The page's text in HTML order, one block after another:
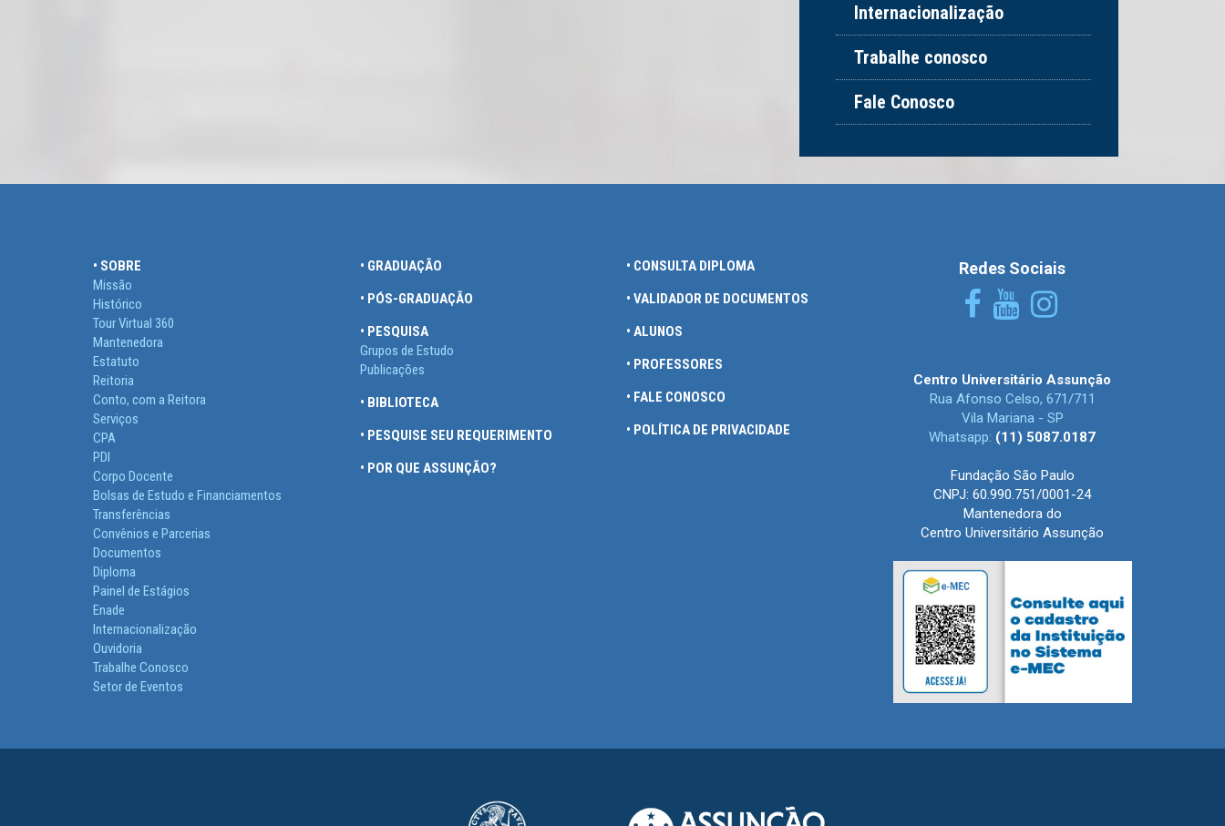
Internacionalização
Trabalhe conosco
Fale Conosco
• SOBRE
Missão
Histórico
Tour Virtual 360
Mantenedora
Estatuto
Reitoria
Conto, com a Reitora
Serviços
CPA
PDI
Corpo Docente
Bolsas de Estudo e Financiamentos
Transferências
Convênios e Parcerias
Documentos
Diploma
Painel de Estágios
Enade
Internacionalização
Ouvidoria
Trabalhe Conosco
Setor de Eventos
• GRADUAÇÃO
• PÓS-GRADUAÇÃO
• PESQUISA
Grupos de Estudo
Publicações
• BIBLIOTECA
• PESQUISE SEU REQUERIMENTO
• POR QUE ASSUNÇÃO?
• CONSULTA DIPLOMA
• VALIDADOR DE DOCUMENTOS
• ALUNOS
• PROFESSORES
• FALE CONOSCO
• POLÍTICA DE PRIVACIDADE
Redes Sociais
Centro Universitário Assunção
Rua Afonso Celso, 671/711
Vila Mariana - SP
Whatsapp: (11) 5087.0187
Fundação São Paulo
CNPJ: 60.990.751/0001-24
Mantenedora do
Centro Universitário Assunção